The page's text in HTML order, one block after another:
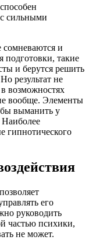
сильными
и
подготовки, такие
и берутся решить
результат не
в возможностях
вообще. Элементы
выманить у
Наиболее
гипнотического
его
руководить
частью психики,
не может.